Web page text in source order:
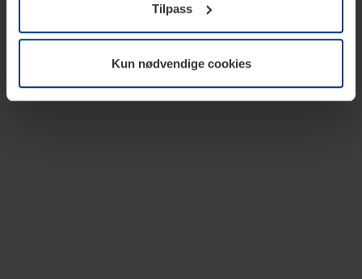
tilbakekalle ditt samtykke i forklaringen av
informasjonskapselen på sidenPersonvernerklæringpå
Tilpass
Kun nødvendige cookies